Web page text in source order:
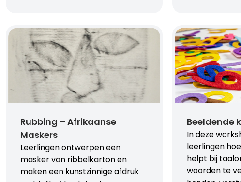
Rubbing – Afrikaanse
Maskers
Leerlingen ontwerpen een
masker van ribbelkarton en
maken een kunstzinnige afdruk
Beeldende
In deze
leerlingen
helpt bij
woorden te